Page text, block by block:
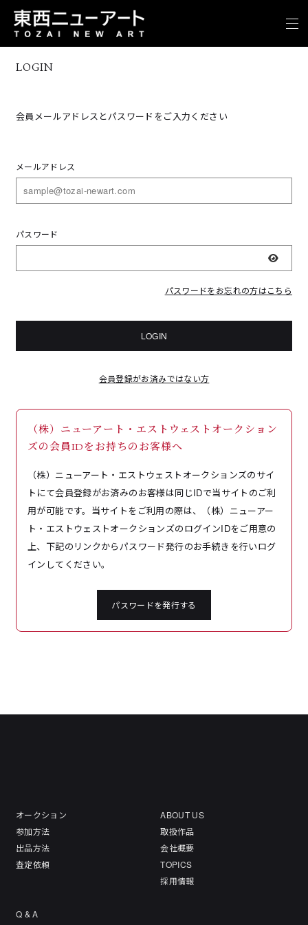
LOGIN
会員メールアドレスとパスワードをご入力ください
メールアドレス
パスワード
表示
パスワードをお忘れの方はこちら
LOGIN
会員登録がお済みではない方
（株）ニューアート・エストウェストオークション
ズの会員IDをお持ちのお客様へ
（株）ニューアート・エストウェストオークションズのサイ
トにて会員登録がお済みのお客様は同じIDで当サイトのご利
用が可能です。当サイトをご利用の際は、（株）ニューアー
ト・エストウェストオークションズのログインIDをご用意の
上、下記のリンクからパスワード発行のお手続きを行いログ
インしてください。
パスワードを発行する
オークション
参加方法
出品方法
査定依頼
ABOUT US
取扱作品
会社概要
TOPICS
採用情報
Q & A